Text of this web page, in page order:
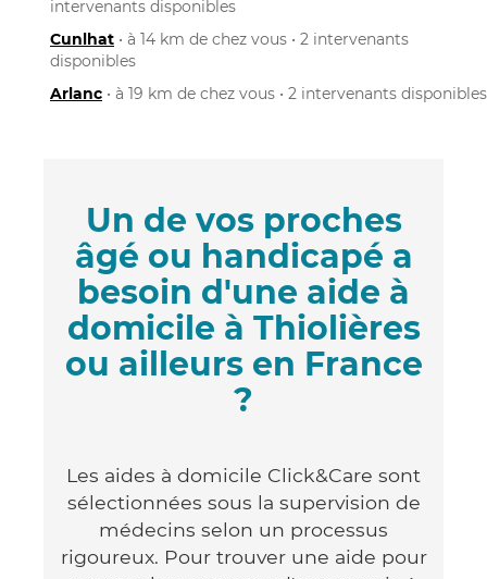
intervenants disponibles
Cunlhat • à 14 km de chez vous • 2 intervenants
disponibles
Arlanc • à 19 km de chez vous • 2 intervenants disponibles
Un de vos proches
âgé ou handicapé a
besoin d'une aide à
domicile à Thiolières
ou ailleurs en France
?
Les aides à domicile Click&Care sont
sélectionnées sous la supervision de
médecins selon un processus
rigoureux. Pour trouver une aide pour